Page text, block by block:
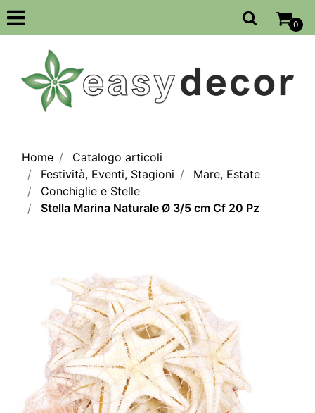
Open
0
Home
Catalogo articoli
Festività, Eventi, Stagioni
Mare, Estate
Conchiglie e Stelle
Stella Marina Naturale Ø 3/5 cm Cf 20 Pz